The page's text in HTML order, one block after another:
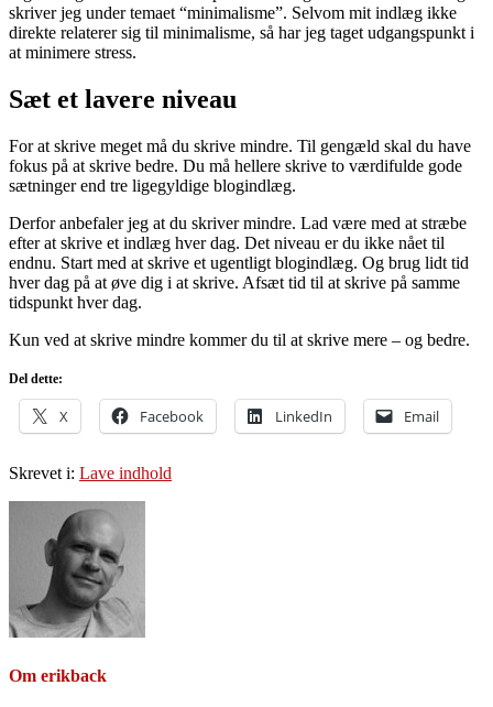
skriver jeg under temaet “minimalisme”. Selvom mit indlæg ikke
direkte relaterer sig til minimalisme, så har jeg taget udgangspunkt i
at minimere stress.
Sæt et lavere niveau
For at skrive meget må du skrive mindre. Til gengæld skal du have
fokus på at skrive bedre. Du må hellere skrive to værdifulde gode
sætninger end tre ligegyldige blogindlæg.
Derfor anbefaler jeg at du skriver mindre. Lad være med at stræbe
efter at skrive et indlæg hver dag. Det niveau er du ikke nået til
endnu. Start med at skrive et ugentligt blogindlæg. Og brug lidt tid
hver dag på at øve dig i at skrive. Afsæt tid til at skrive på samme
tidspunkt hver dag.
Kun ved at skrive mindre kommer du til at skrive mere – og bedre.
Del dette:
X Facebook LinkedIn Email
Skrevet i: Lave indhold
Om erikback